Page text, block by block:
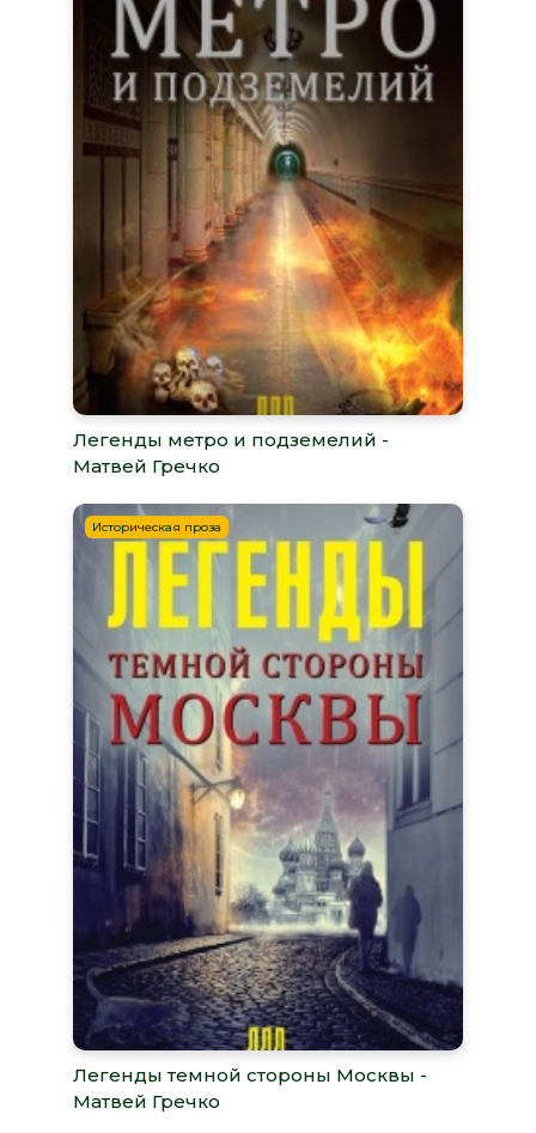
Легенды метро и подземелий -
Матвей Гречко
Историческая проза
Легенды темной стороны Москвы -
Матвей Гречко